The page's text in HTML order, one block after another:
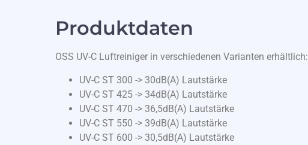
Produktdaten
OSS UV-C Luftreiniger in verschiedenen Varianten erhältlich:
UV-C ST 300 -> 30dB(A) Lautstärke
UV-C ST 425 -> 34dB(A) Lautstärke
UV-C ST 470 -> 36,5dB(A) Lautstärke
UV-C ST 550 -> 39dB(A) Lautstärke
UV-C ST 600 -> 30,5dB(A) Lautstärke